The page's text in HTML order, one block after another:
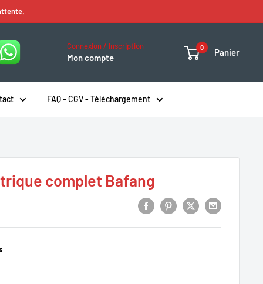
Connexion / Inscription
Mon compte
0 Panier
FAQ - CGV - Téléchargement
complet Bafang